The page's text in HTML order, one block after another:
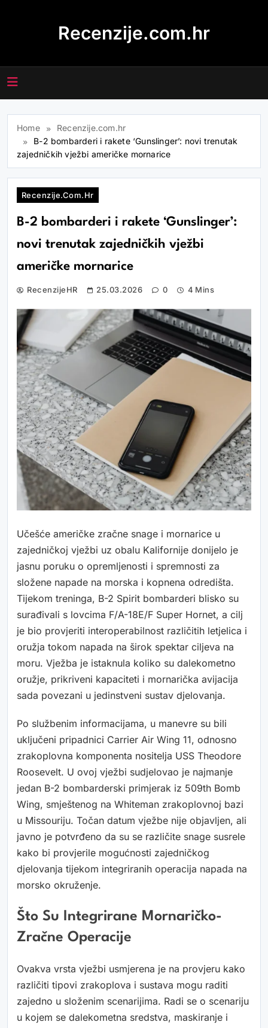
Recenzije.com.hr
Home
Recenzije.com.hr
B-2 bombarderi i rakete ‘Gunslinger’: novi trenutak
zajedničkih vježbi američke mornarice
Recenzije.com.hr
B-2 bombarderi i rakete ‘Gunslinger’:
novi trenutak zajedničkih vježbi
američke mornarice
RecenzijeHR 25.03.2026 0 4 Mins
Učešće američke zračne snage i mornarice u
zajedničkoj vježbi uz obalu Kalifornije donijelo je
jasnu poruku o opremljenosti i spremnosti za
složene napade na morska i kopnena odredišta.
Tijekom treninga, B-2 Spirit bombarderi blisko su
surađivali s lovcima F/A-18E/F Super Hornet, a cilj
je bio provjeriti interoperabilnost različitih letjelica i
oružja tokom napada na širok spektar ciljeva na
moru. Vježba je istaknula koliko su dalekometno
oružje, prikriveni kapaciteti i mornarička avijacija
sada povezani u jedinstveni sustav djelovanja.
Po službenim informacijama, u manevre su bili
uključeni pripadnici Carrier Air Wing 11, odnosno
zrakoplovna komponenta nositelja USS Theodore
Roosevelt. U ovoj vježbi sudjelovao je najmanje
jedan B-2 bombarderski primjerak iz 509th Bomb
Wing, smještenog na Whiteman zrakoplovnoj bazi
u Missouriju. Točan datum vježbe nije objavljen, ali
javno je potvrđeno da su se različite snage susrele
kako bi provjerile mogućnosti zajedničkog
djelovanja tijekom integriranih operacija napada na
morsko okruženje.
Što Su Integrirane Mornaričko-
Zračne Operacije
Ovakva vrsta vježbi usmjerena je na provjeru kako
različiti tipovi zrakoplova i sustava mogu raditi
zajedno u složenim scenarijima. Radi se o scenariju
u kojem se dalekometna sredstva, maskiranje i